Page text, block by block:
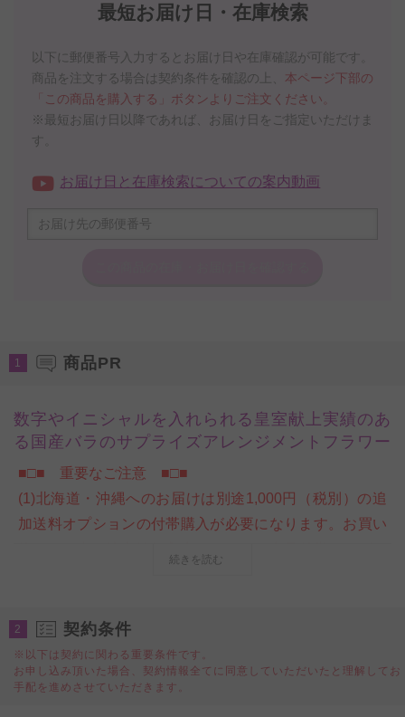
最短お届け日・在庫検索
以下に郵便番号入力するとお届け日や在庫確認が可能です。
商品を注文する場合は契約条件を確認の上、 本ページ下部の
「この商品を購入する」ボタンよりご注文ください。
※最短お届け日以降であれば、お届け日をご指定いただけま
す。
お届け日と在庫検索についての案内動画
1 商品PR
数字やイニシャルを入れられる皇室献上実績のあ
る国産バラのサプライズアレンジメントフラワー
■□■ 重要なご注意 ■□■
(1)北海道・沖縄へのお届けは別途1,000円（税別）の追
加送料オプションの付帯購入が必要になります。お買い
の追加変更をさせていただきます。
皇室献上実績のある農園で生産した新鮮なバラを利用、
続きを読む
2 契約条件
※以下は契約に関わる重要条件です。
お申し込み頂いた場合、契約情報全てに同意していただいたと理解してお
手配を進めさせていただきます。